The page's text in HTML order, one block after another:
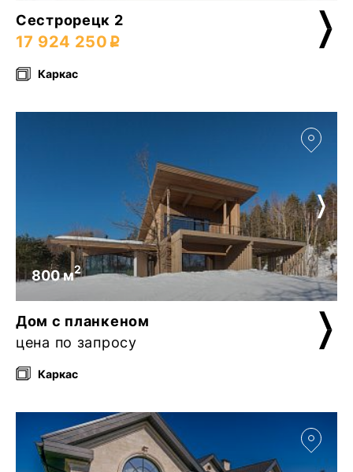
Сестрорецк 2
17 924 250
Каркас
800 м2
Дом с планкеном
цена по запросу
Каркас